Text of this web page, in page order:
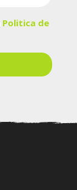
Politica de